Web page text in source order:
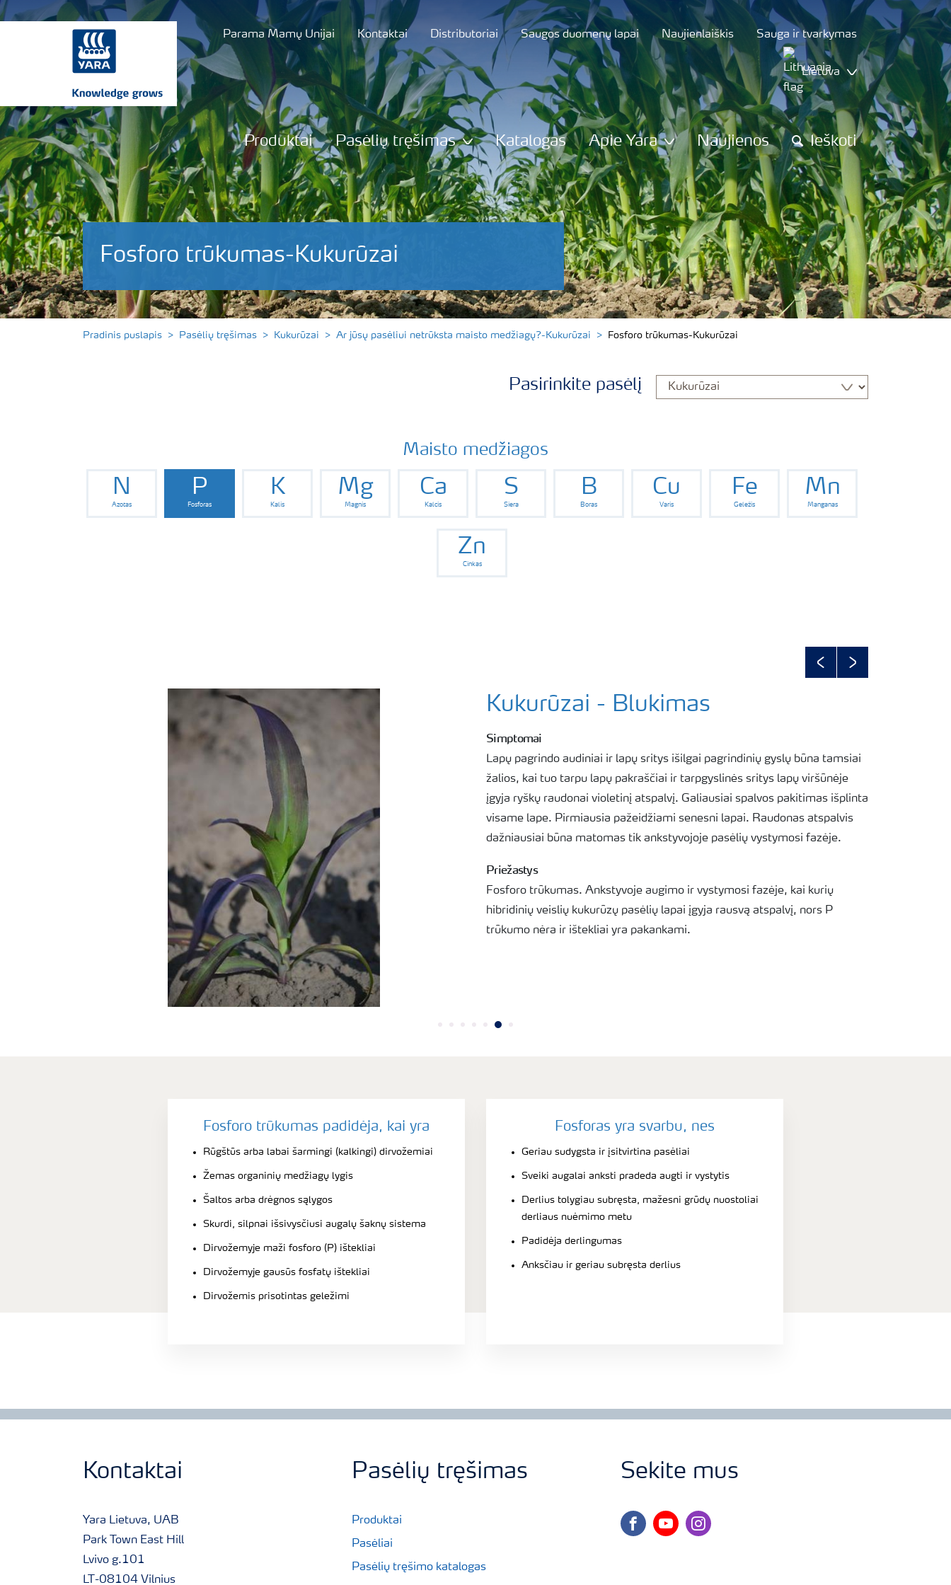
Parama Mamų Unijai Kontaktai Distributoriai Saugos duomenų lapai Naujienlaiškis Sauga ir tvarkymas
Lietuva
Produktai Pasėlių tręšimas Katalogas Apie Yara Naujienos Ieškoti
Fosforo trūkumas-Kukurūzai
Pradinis puslapis Pasėlių tręšimas Kukurūzai Ar jūsų pasėliui netrūksta maisto medžiagų?-Kukurūzai Fosforo trūkumas-Kukurūzai
Pasirinkite pasėlį
Maisto medžiagos
N
Azotas
P
Fosforas
K
Kalis
Mg
Magnis
Ca
Kalcis
S
Siera
B
Boras
Cu
Varis
Fe
Geležis
Mn
Manganas
Zn
Cinkas
PreviousNext
Kukurūzai - Blukimas
Simptomai
Lapų pagrindo audiniai ir lapų sritys išilgai pagrindinių gyslų būna tamsiai
žalios, kai tuo tarpu lapų pakraščiai ir tarpgyslinės sritys lapų viršūnėje
įgyja ryškų raudonai violetinį atspalvį. Galiausiai spalvos pakitimas išplinta
visame lape. Pirmiausia pažeidžiami senesni lapai. Raudonas atspalvis
dažniausiai būna matomas tik ankstyvojoje pasėlių vystymosi fazėje.
Priežastys
Fosforo trūkumas. Ankstyvoje augimo ir vystymosi fazėje, kai kurių
hibridinių veislių kukurūzų pasėlių lapai įgyja rausvą atspalvį, nors P
trūkumo nėra ir ištekliai yra pakankami.
Fosforo trūkumas padidėja, kai yra
Rūgštūs arba labai šarmingi (kalkingi) dirvožemiai
Žemas organinių medžiagų lygis
Šaltos arba drėgnos sąlygos
Skurdi, silpnai išsivysčiusi augalų šaknų sistema
Dirvožemyje maži fosforo (P) ištekliai
Dirvožemyje gausūs fosfatų ištekliai
Dirvožemis prisotintas geležimi
Fosforas yra svarbu, nes
Geriau sudygsta ir įsitvirtina pasėliai
Sveiki augalai anksti pradeda augti ir vystytis
Derlius tolygiau subręsta, mažesni grūdų nuostoliai
derliaus nuėmimo metu
Padidėja derlingumas
Anksčiau ir geriau subręsta derlius
Kontaktai
Yara Lietuva, UAB
Park Town East Hill
Lvivo g.101
LT-08104 Vilnius
Pasėlių tręšimas
Produktai
Pasėliai
Pasėlių tręšimo katalogas
Sekite mus
facebookyoutubeinstagram